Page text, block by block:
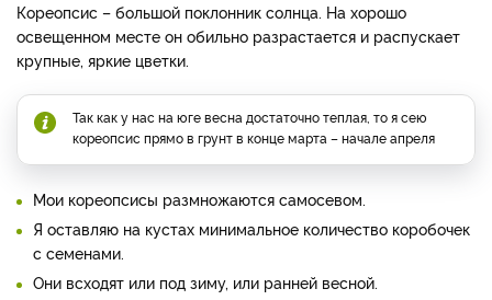
Кореопсис – большой поклонник солнца. На хорошо
освещенном месте он обильно разрастается и распускает
крупные, яркие цветки.
Так как у нас на юге весна достаточно теплая, то я сею
кореопсис прямо в грунт в конце марта – начале апреля
Мои кореопсисы размножаются самосевом.
Я оставляю на кустах минимальное количество коробочек
с семенами.
Они всходят или под зиму, или ранней весной.